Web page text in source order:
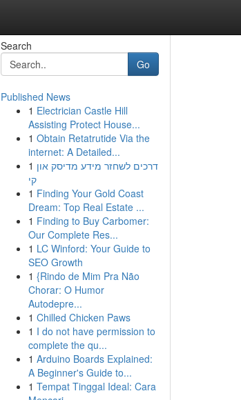
Search
Go
Published News
1 Electrician Castle Hill
Assisting Protect House...
1 Obtain Retatrutide Via the
internet: A Detailed...
1 דרכים לשחזר מידע מדיסק און
קי
1 Finding Your Gold Coast
Dream: Top Real Estate ...
1 Finding to Buy Carbomer:
Our Complete Res...
1 LC Winford: Your Guide to
SEO Growth
1 {Rindo de Mim Pra Não
Chorar: O Humor
Autodepre...
1 Chilled Chicken Paws
1 I do not have permission to
complete the qu...
1 Arduino Boards Explained:
A Beginner's Guide to...
1 Tempat Tinggal Ideal: Cara